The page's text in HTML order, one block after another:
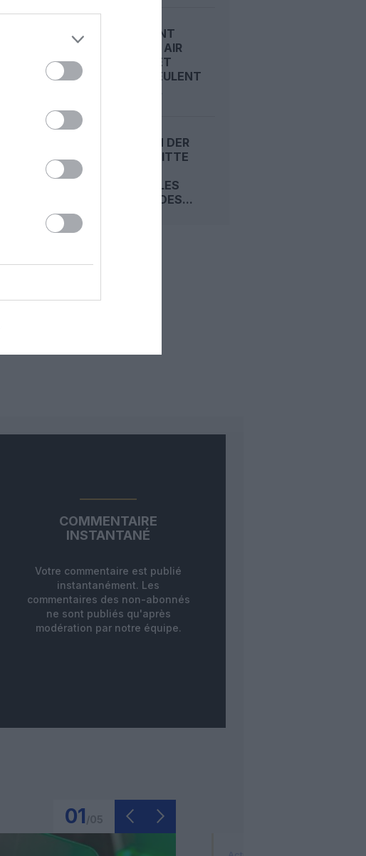
CARBURANT
DURABLE : AIR
CANADA ET
AIRBUS VEULENT
ANKO VAN DER
WERFF QUITTE
PRENDRE LES
COMMANDES...
COMMENTAIRE
INSTANTANÉ
Votre commentaire est publié
instantanément. Les
commentaires des non-abonnés
ne sont publiés qu'après
modération par notre équipe.
01